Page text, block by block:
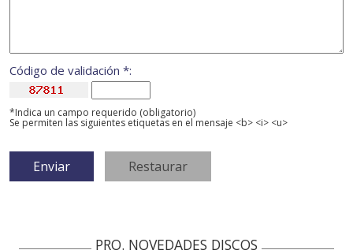
Código de validación *:
*Indica un campo requerido (obligatorio)
Se permiten las siguientes etiquetas en el mensaje <b> <i> <u>
PRO. NOVEDADES DISCOS